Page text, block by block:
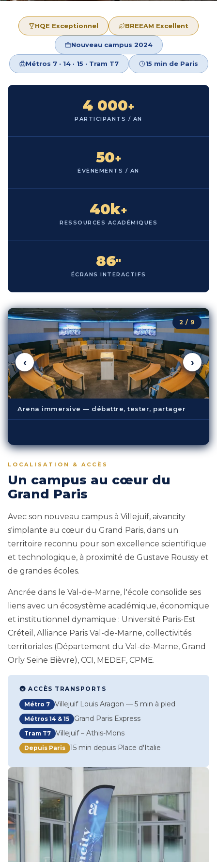
HQE Exceptionnel BREEAM Excellent
Nouveau campus 2024
Métros 7 · 14 · 15 · Tram T7 15 min de Paris
4 000+
PARTICIPANTS / AN
50+
ÉVÉNEMENTS / AN
40k+
RESSOURCES ACADÉMIQUES
86"
ÉCRANS INTERACTIFS
‹ ›
3 / 9
Salles de cours avec écrans tactiles 86 pouces
LOCALISATION & ACCÈS
Un campus au cœur du
Grand Paris
Avec son nouveau campus à Villejuif, aivancity
s'implante au cœur du Grand Paris, dans un
territoire reconnu pour son excellence scientifique
et technologique, à proximité de Gustave Roussy et
de grandes écoles.
Ancrée dans le Val-de-Marne, l'école consolide ses
liens avec un écosystème académique, économique
et institutionnel dynamique : Université Paris-Est
Créteil, Alliance Paris Val-de-Marne, collectivités
territoriales (Département du Val-de-Marne, Grand
Orly Seine Bièvre), CCI, MEDEF, CPME.
🚇 ACCÈS TRANSPORTS
Métro 7 Villejuif Louis Aragon — 5 min à pied
Métros 14 & 15 Grand Paris Express
Tram T7 Villejuif – Athis-Mons
Depuis Paris 15 min depuis Place d'Italie
Image